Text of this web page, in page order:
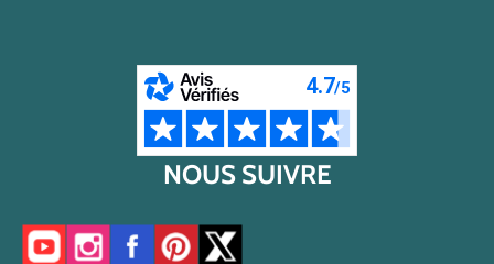
NOUS SUIVRE
Accéder à notre chaîne YouTube
Accéder à notre compte Instagram
Accéder à notre page Facebook
Accéder à notre compte Pinterest
Accéder à notre compte Twitter/X